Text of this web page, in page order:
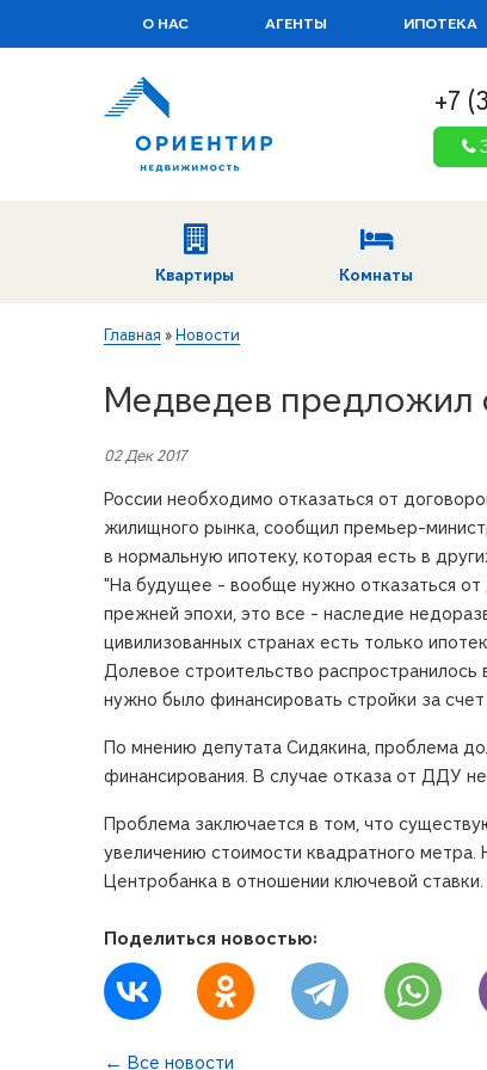
О НАС АГЕНТЫ ИПОТЕКА
+7
Квартиры Комнаты
Вы здесь
Главная » Новости
Медведев предложил
02 Дек 2017
России необходимо отказаться от
жилищного рынка, сообщил премьер-
в нормальную ипотеку, которая есть в
"На будущее - вообще нужно отказаться от
прежней эпохи, это все - наследие
цивилизованных странах есть только
Долевое строительство распространилось
нужно было финансировать стройки за
По мнению депутата Сидякина, проблема
финансирования. В случае отказа от ДДУ
Проблема заключается в том, что
увеличению стоимости квадратного
Центробанка в отношении ключевой ставки.
Поделиться новостью:
← Все новости